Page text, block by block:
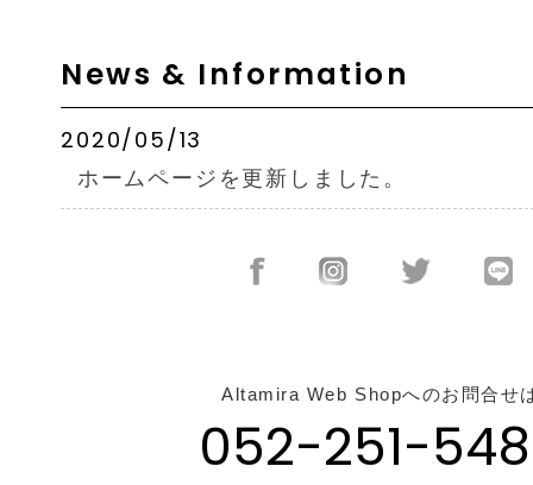
News & Information
2020/05/13
ホームページを更新しました。
Altamira Web Shopへのお問合せ
052-251-